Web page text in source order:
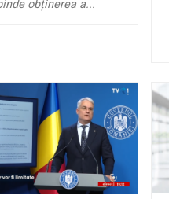
obținerea a...